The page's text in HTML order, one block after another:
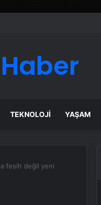
TEKNOLOJI YAŞAM
fesih değil yeni